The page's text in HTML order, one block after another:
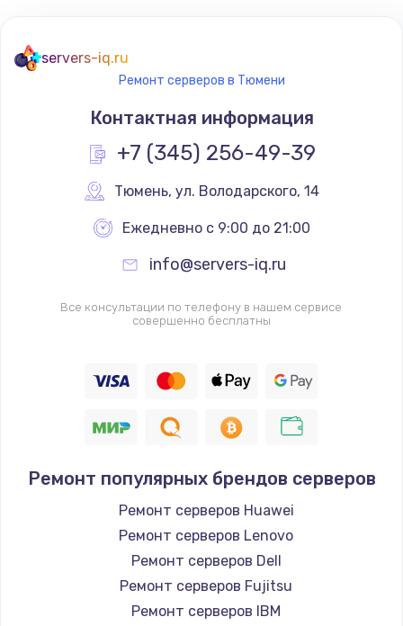
servers-iq.ru
Ремонт серверов в Тюмени
Контактная информация
+7 (345) 256-49-39
Тюмень, ул. Володарского, 14
Ежедневно с 9:00 до 21:00
info@servers-iq.ru
Все консультации по телефону в нашем сервисе
совершенно бесплатны
Ремонт популярных брендов серверов
Ремонт серверов Huawei
Ремонт серверов Lenovo
Ремонт серверов Dell
Ремонт серверов Fujitsu
Ремонт серверов IBM